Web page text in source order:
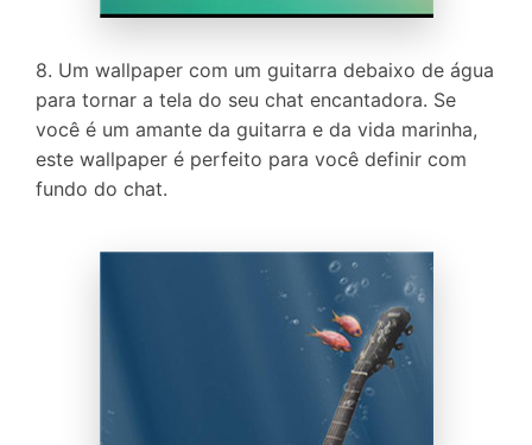
8. Um wallpaper com um guitarra debaixo de água
para tornar a tela do seu chat encantadora. Se
você é um amante da guitarra e da vida marinha,
este wallpaper é perfeito para você definir com
fundo do chat.